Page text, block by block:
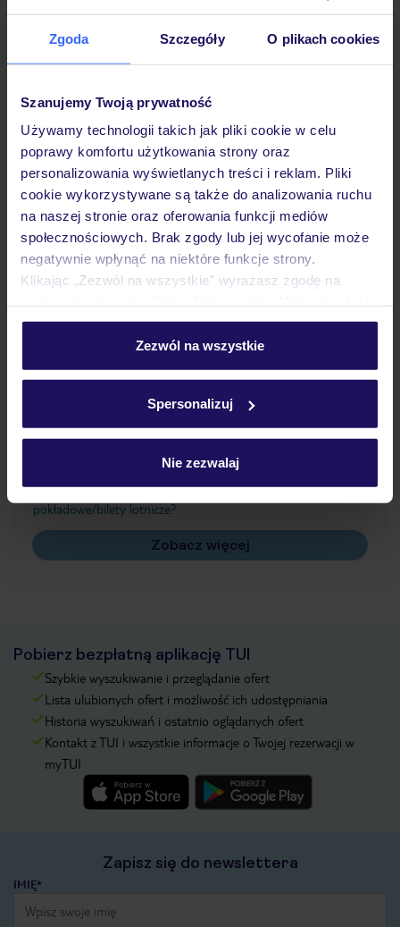
Zgoda Szczegóły O plikach cookies
Szanujemy Twoją prywatność
Używamy technologii takich jak pliki cookie w celu
poprawy komfortu użytkowania strony oraz
personalizowania wyświetlanych treści i reklam. Pliki
cookie wykorzystywane są także do analizowania ruchu
na naszej stronie oraz oferowania funkcji mediów
społecznościowych. Brak zgody lub jej wycofanie może
negatywnie wpłynąć na niektóre funkcje strony.
Klikając „Zezwól na wszystkie” wyrażasz zgodę na
personalizować swój wybór wchodząc w zakładkę
Szczegółowe informacje o plikach cookie znajdziesz
Zezwól na wszystkie
Spersonalizuj
Nie zezwalaj
Pokoje
Wyżywienie
Atrakcje
Ważne informacje
Często zadawane pytania
Czy w Hotelu będzie przedstawiciel TUI?
pokładowe/bilety lotnicze?
Zobacz więcej
Pobierz bezpłatną aplikację TUI
Szybkie wyszukiwanie i przeglądanie ofert
Lista ulubionych ofert i możliwość ich udostępniania
Historia wyszukiwań i ostatnio oglądanych ofert
Kontakt z TUI i wszystkie informacje o Twojej rezerwacji w
myTUI
Zapisz się do newslettera
IMIĘ*